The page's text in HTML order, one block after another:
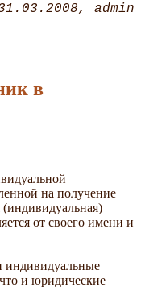
admin
на получение
от своего имени и
индивидуальные
и юридические